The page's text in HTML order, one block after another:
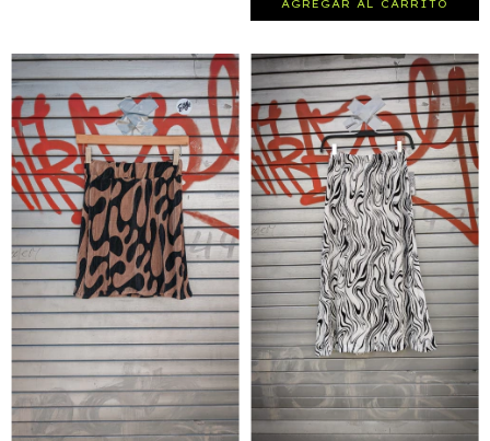
AGREGAR AL CARRITO